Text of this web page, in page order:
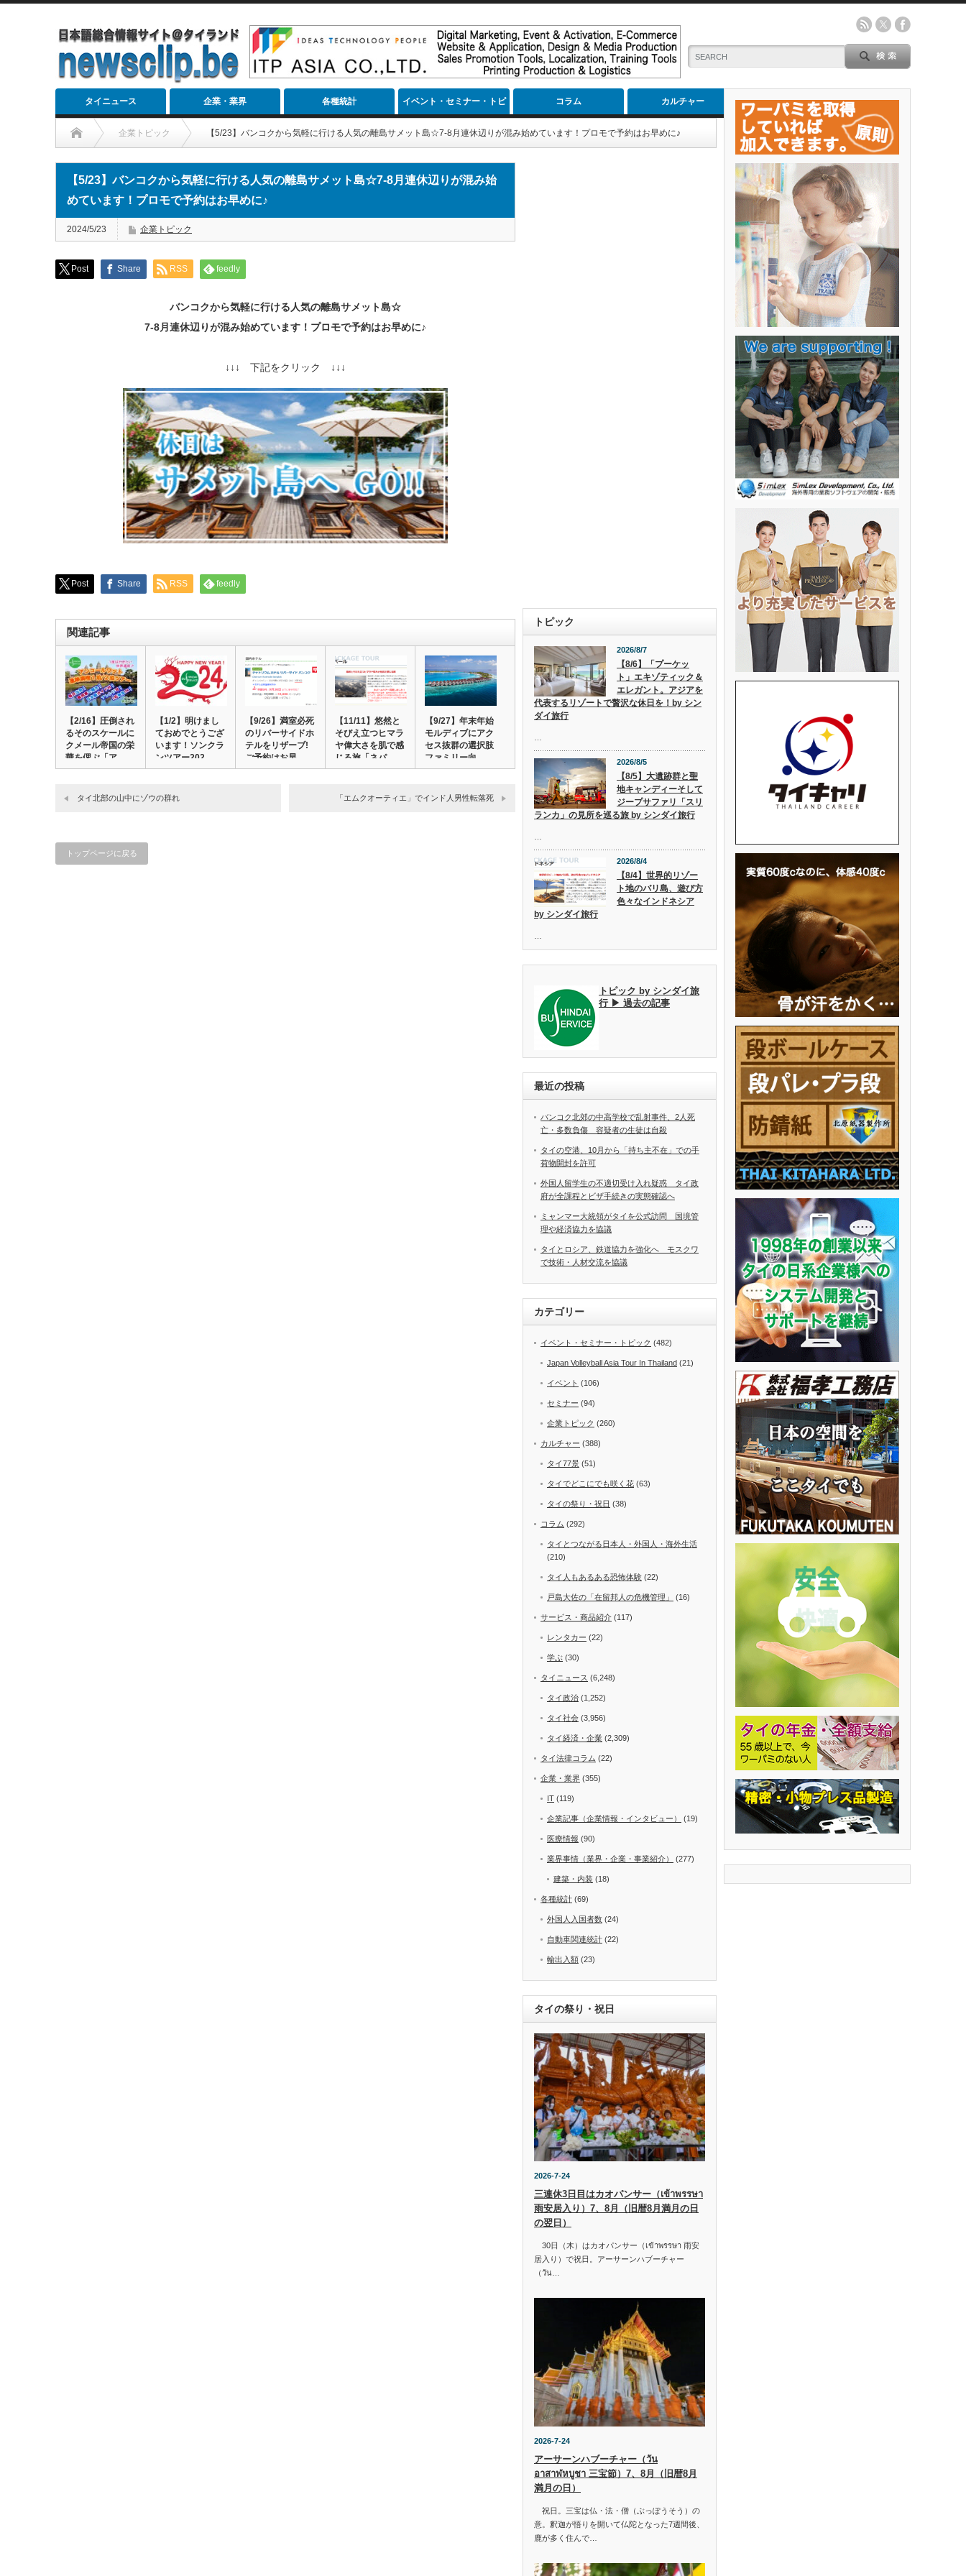
タイニュース 企業・業界 各種統計 イベント・セミナー・トピ
ック
コラム カルチャー
企業トピック 【5/23】バンコクから気軽に行ける人気の離島サメット島☆7-8月連休辺りが混み始めています！プロモで予約はお早めに♪
【5/23】バンコクから気軽に行ける人気の離島サメット島☆7-8月連休辺りが混み始
めています！プロモで予約はお早めに♪
2024/5/23 企業トピック
Post Share RSS feedly
バンコクから気軽に行ける人気の離島サメット島☆
7-8月連休辺りが混み始めています！プロモで予約はお早めに♪
↓↓↓ 下記をクリック ↓↓↓
Post Share RSS feedly
関連記事
【2/16】圧倒され
るそのスケールに
クメール帝国の栄
華を偲ぶ「ア…
【1/2】明けまし
ておめでとうござ
います！ソンクラ
ンツアー202…
【9/26】満室必死
のリバーサイドホ
テルをリザーブ!
ご予約はお早…
【11/11】悠然と
そびえ立つヒマラ
ヤ偉大さを肌で感
じる旅「ネパ…
【9/27】年末年始
モルディブにアク
セス抜群の選択肢
ファミリー向…
タイ北部の山中にゾウの群れ 「エムクオーティエ」でインド人男性転落死
トップページに戻る
トピック
2026/8/7
【8/6】「プーケッ
ト」エキゾティック＆
エレガント。アジアを
代表するリゾートで贅沢な休日を！by シン
ダイ旅行
2026/8/5
【8/5】大遺跡群と聖
地キャンディーそして
ジープサファリ「スリ
ランカ」の見所を巡る旅 by シンダイ旅行
2026/8/4
【8/4】世界的リゾー
ト地のバリ島、遊び方
色々なインドネシア
by シンダイ旅行
トピック by シンダイ旅
行 ▶ 過去の記事
最近の投稿
バンコク北郊の中高学校で乱射事件、2人死
亡・多数負傷 容疑者の生徒は自殺
タイの空港、10月から「持ち主不在」での手
荷物開封を許可
外国人留学生の不適切受け入れ疑惑 タイ政
府が全課程とビザ手続きの実態確認へ
ミャンマー大統領がタイを公式訪問 国境管
理や経済協力を協議
タイとロシア、鉄道協力を強化へ モスクワ
で技術・人材交流を協議
カテゴリー
イベント・セミナー・トピック (482)
Japan Volleyball Asia Tour In Thailand (21)
イベント (106)
セミナー (94)
企業トピック (260)
カルチャー (388)
タイ77景 (51)
タイでどこにでも咲く花 (63)
タイの祭り・祝日 (38)
コラム (292)
タイとつながる日本人・外国人・海外生活
(210)
タイ人もあるある恐怖体験 (22)
戸島大佐の「在留邦人の危機管理」 (16)
サービス・商品紹介 (117)
レンタカー (22)
学ぶ (30)
タイニュース (6,248)
タイ政治 (1,252)
タイ社会 (3,956)
タイ経済・企業 (2,309)
タイ法律コラム (22)
企業・業界 (355)
IT (119)
企業記事（企業情報・インタビュー） (19)
医療情報 (90)
業界事情（業界・企業・事業紹介） (277)
建築・内装 (18)
各種統計 (69)
外国人入国者数 (24)
自動車関連統計 (22)
輸出入額 (23)
タイの祭り・祝日
2026-7-24
三連休3日目はカオパンサー（เข้าพรรษา
雨安居入り）7、8月（旧暦8月満月の日
の翌日）
30日（木）はカオパンサー（เข้าพรรษา 雨安
居入り）で祝日。アーサーンハブーチャー
（วัน…
2026-7-24
アーサーンハブーチャー（วัน
อาสาฬหบูชา 三宝節）7、8月（旧暦8月
満月の日）
祝日。三宝は仏・法・僧（ぶっぽうそう）の
意。釈迦が悟りを開いて仏陀となった7週間後、
鹿が多く住んで…